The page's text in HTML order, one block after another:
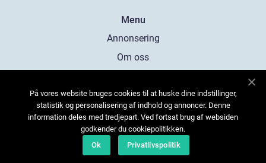
Menu
Annonsering
Om oss
Kontakta oss
Sitemap
På vores website bruges cookies til at huske dine indstillinger,
statistik og personalisering af indhold og annoncer. Denne
information deles med tredjepart. Ved fortsat brug af websiden
godkender du cookiepolitikken.
Ok
Privatlivspolitik